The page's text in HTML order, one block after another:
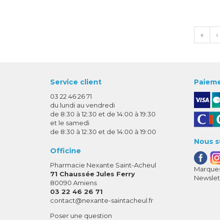
« ‹
Service client
03 22 46 26 71
du lundi au vendredi
de 8:30 à 12:30 et de 14:00 à 19:30
et le samedi
de 8:30 à 12:30 et de 14:00 à 19:00
Officine
Pharmacie Nexante Saint-Acheul
71 Chaussée Jules Ferry
80090 Amiens
03 22 46 26 71
contact-
@-
nexante-saintacheul.fr
Poser une question
Nous